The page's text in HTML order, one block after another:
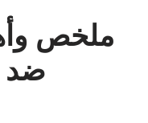
ملخص
ضد